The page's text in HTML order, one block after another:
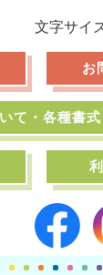
文字サイ
お
て・各種書